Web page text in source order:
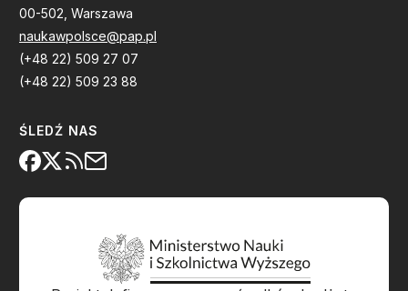
00-502, Warszawa
naukawpolsce@pap.pl
(+48 22) 509 27 07
(+48 22) 509 23 88
ŚLEDŹ NAS